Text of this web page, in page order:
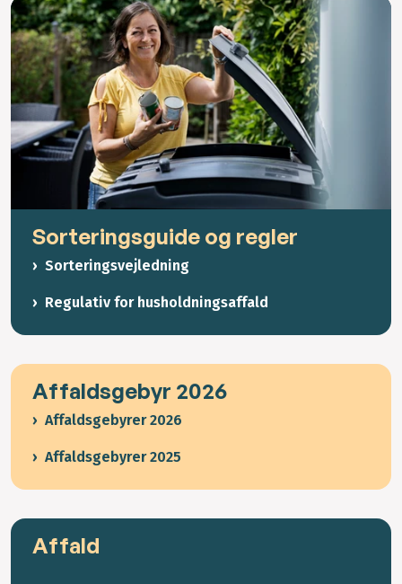
Sorteringsguide og regler
Sorteringsvejledning
Regulativ for husholdningsaffald
Affaldsgebyr 2026
Affaldsgebyrer 2026
Affaldsgebyrer 2025
Affald